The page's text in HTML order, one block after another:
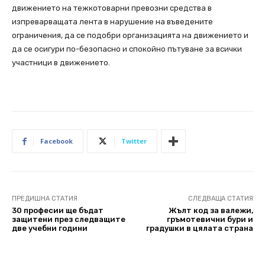
движението на тежкотоварни превозни средства в
изпреварващата лента в нарушение на въведените
ограничения, да се подобри организацията на движението и
да се осигури по-безопасно и спокойно пътуване за всички
участници в движението.
Facebook Twitter
ПРЕДИШНА СТАТИЯ
30 професии ще бъдат
защитени през следващите
две учебни години
СЛЕДВАЩА СТАТИЯ
Жълт код за валежи,
гръмотевични бури и
градушки в цялата страна